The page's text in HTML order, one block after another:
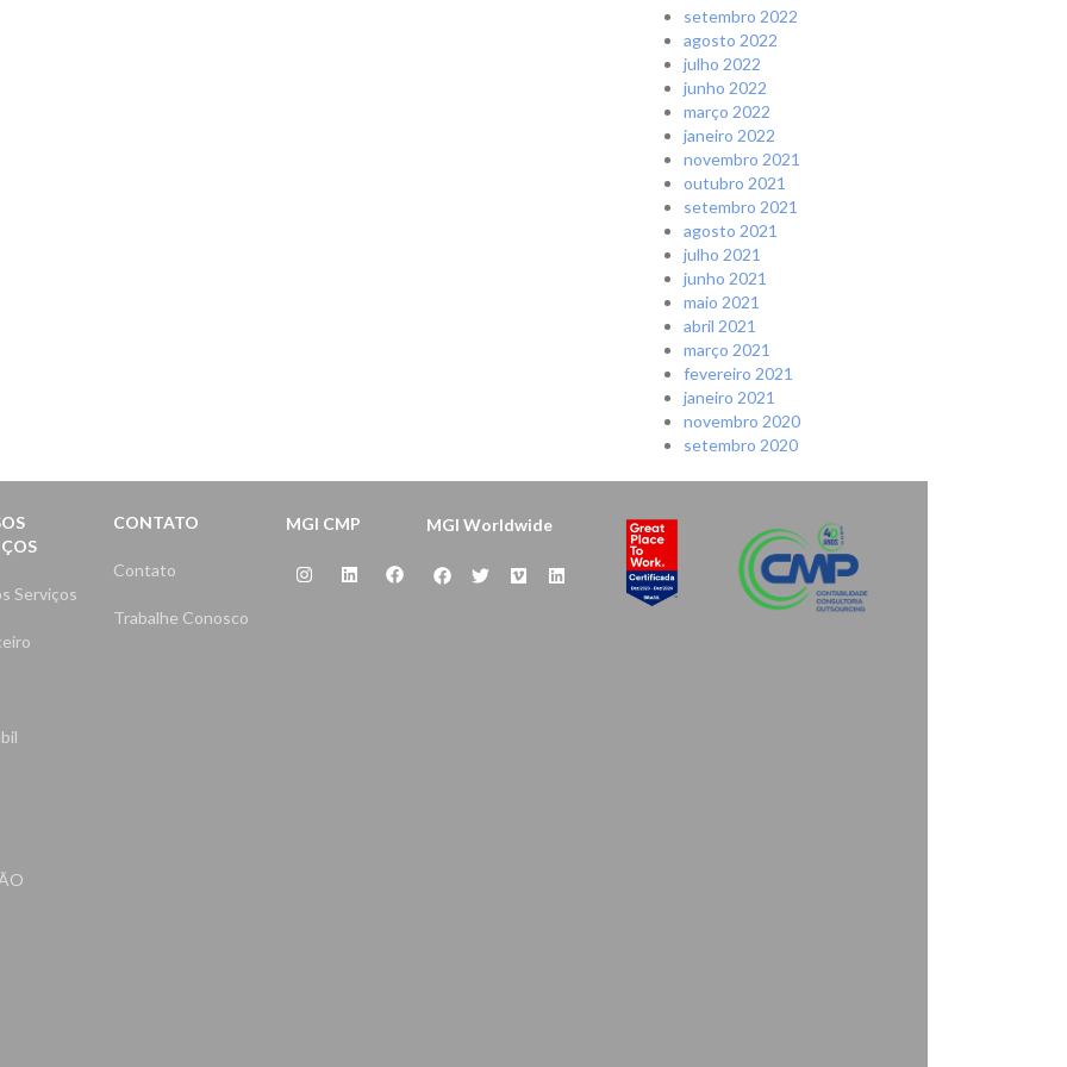
setembro 2022
agosto 2022
julho 2022
junho 2022
março 2022
janeiro 2022
novembro 2021
outubro 2021
setembro 2021
agosto 2021
julho 2021
junho 2021
maio 2021
abril 2021
março 2021
fevereiro 2021
janeiro 2021
novembro 2020
setembro 2020
Serviços
CONTATO
Contato
Trabalhe Conosco
MGI CMP MGI Worldwide